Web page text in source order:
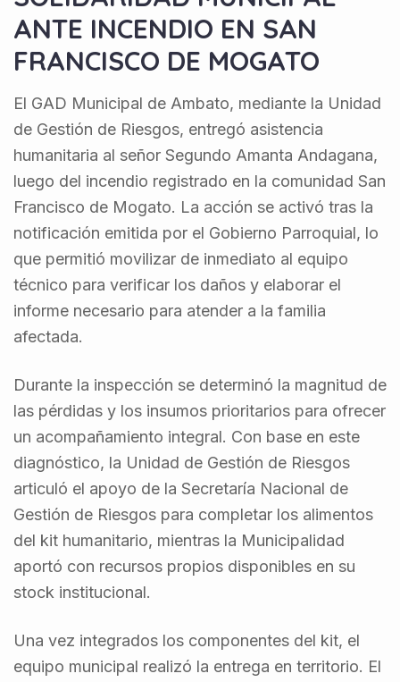
ANTE INCENDIO EN SAN
FRANCISCO DE MOGATO
El GAD Municipal de Ambato, mediante la Unidad
de Gestión de Riesgos, entregó asistencia
humanitaria al señor Segundo Amanta Andagana,
luego del incendio registrado en la comunidad San
Francisco de Mogato. La acción se activó tras la
notificación emitida por el Gobierno Parroquial, lo
que permitió movilizar de inmediato al equipo
técnico para verificar los daños y elaborar el
informe necesario para atender a la familia
afectada.
Durante la inspección se determinó la magnitud de
las pérdidas y los insumos prioritarios para ofrecer
un acompañamiento integral. Con base en este
diagnóstico, la Unidad de Gestión de Riesgos
articuló el apoyo de la Secretaría Nacional de
Gestión de Riesgos para completar los alimentos
del kit humanitario, mientras la Municipalidad
aportó con recursos propios disponibles en su
stock institucional.
Una vez integrados los componentes del kit, el
equipo municipal realizó la entrega en territorio. El